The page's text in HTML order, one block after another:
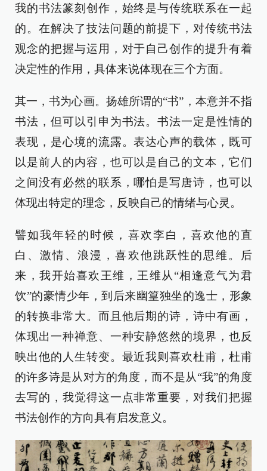
我的书法篆刻创作，始终是与传统联系在一起
的。在解决了技法问题的前提下，对传统书法
观念的把握与运用，对于自己创作的提升有着
决定性的作用，具体来说体现在三个方面。
其一，书为心画。扬雄所谓的“书”，本意并不指
书法，但可以引申为书法。书法一定是性情的
表现，是心境的流露。表达心声的载体，既可
以是前人的内容，也可以是自己的文本，它们
之间没有必然的联系，哪怕是写唐诗，也可以
体现出特定的理念，反映自己的情绪与心灵。
譬如我年轻的时候，喜欢李白，喜欢他的直
白、激情、浪漫，喜欢他跳跃性的思维。后
来，我开始喜欢王维，王维从“相逢意气为君
饮”的豪情少年，到后来幽篁独坐的逸士，形象
的转换非常大。而且他后期的诗，诗中有画，
体现出一种禅意、一种安静悠然的境界，也反
映出他的人生转变。最近我则喜欢杜甫，杜甫
的许多诗是从对方的角度，而不是从“我”的角度
去写的，我觉得这一点非常重要，对我们把握
书法创作的方向具有启发意义。